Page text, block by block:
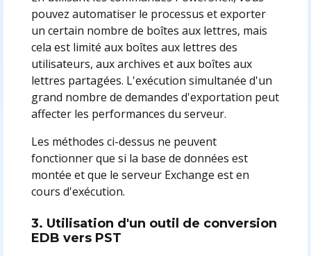
pouvez automatiser le processus et exporter
un certain nombre de boîtes aux lettres, mais
cela est limité aux boîtes aux lettres des
utilisateurs, aux archives et aux boîtes aux
lettres partagées. L'exécution simultanée d'un
grand nombre de demandes d'exportation peut
affecter les performances du serveur.
Les méthodes ci-dessus ne peuvent
fonctionner que si la base de données est
montée et que le serveur Exchange est en
cours d'exécution.
3. Utilisation d'un outil de conversion
EDB vers PST